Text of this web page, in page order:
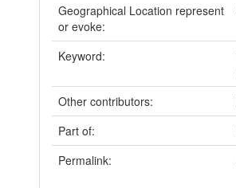
Geographical Location represent
or evoke:
Keyword:
Other contributors:
Part of:
Permalink: